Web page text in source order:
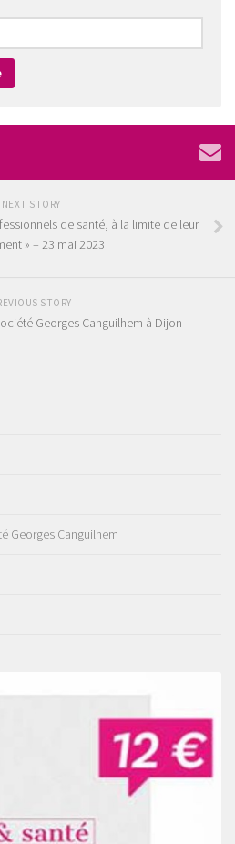
NEXT STORY
de santé, à la limite de leur
» – 23 mai 2023
STORY
Georges Canguilhem à Dijon
Georges Canguilhem